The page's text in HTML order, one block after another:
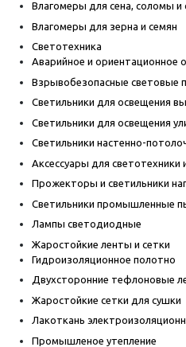
Влагомеры для сена, соломы и
Влагомеры для зерна и семян
Светотехника
Аварийное и ориентационное
Взрывобезопасные световые
Светильники для освещения
Светильники для освещения
Светильники настенно-
Аксессуары для
Прожекторы и светильники
Светильники промышленные
Лампы светодиодные
Жаростойкие ленты и сетки
Гидроизоляционное полотно
Двухсторонние тефлоновые
Жаростойкие сетки для сушки
Лакоткань
Промышленое утепление